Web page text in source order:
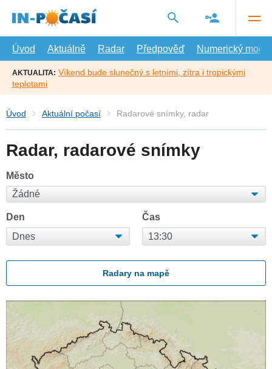
hlavní
Úvod
Aktuálně Radar Předpověď Numerický model
AKTUALITA: Víkend bude slunečný s letními, zítra i tropickými
teplotami
Úvod Aktuální počasí Radarové snímky, radar
Radar, radarové snímky
Město
Den Čas
Radary na mapě